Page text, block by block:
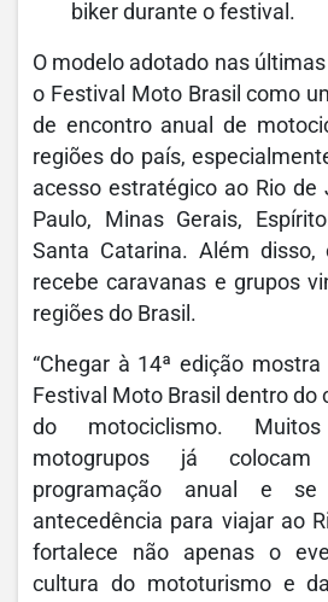
biker durante o festival.
O modelo adotado nas
o Festival Moto Brasil como
de encontro anual de
regiões do país,
acesso estratégico ao Rio de
Paulo, Minas Gerais,
Santa Catarina. Além
recebe caravanas e grupos
regiões do Brasil.
“Chegar à 14ª edição
Festival Moto Brasil dentro do
do motociclismo.
motogrupos já
programação anual e se
antecedência para viajar ao
fortalece não apenas o
cultura do mototurismo e